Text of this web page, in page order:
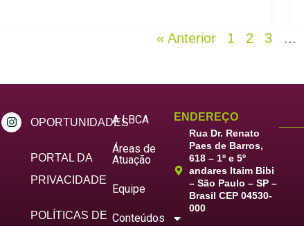
« Anterior 1 2 3 …
OPORTUNIDADES
PORTAL DA
PRIVACIDADE
POLÍTICAS DE
A LBCA
Áreas de
Atuação
Equipe
Conteúdos
ENDEREÇO
Rua Dr. Renato
Paes de Barros,
618 – 1º e 5º
andares Itaim Bibi
– São Paulo – SP –
Brasil CEP 04530-
000